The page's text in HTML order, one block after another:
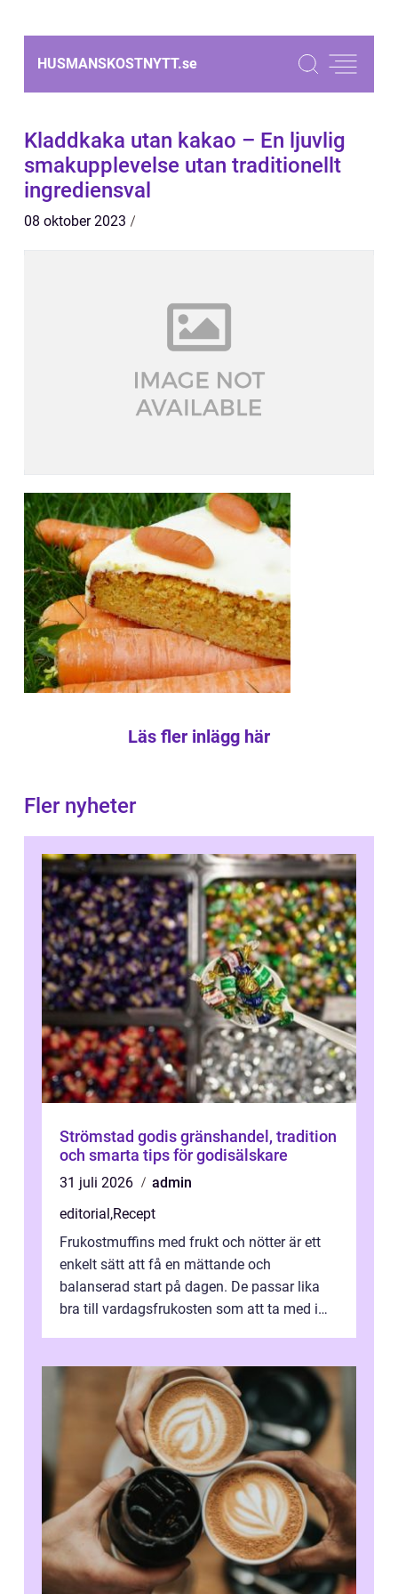
HUSMANSKOSTNYTT.se
Kladdkaka utan kakao – En ljuvlig
smakupplevelse utan traditionellt
ingrediensval
08 oktober 2023
Läs fler inlägg här
Fler nyheter
Strömstad godis gränshandel, tradition
och smarta tips för godisälskare
31 juli 2026
admin
editorial,Recept
Frukostmuffins med frukt och nötter är ett
enkelt sätt att få en mättande och
balanserad start på dagen. De passar lika
bra till vardagsfrukosten som att ta med i